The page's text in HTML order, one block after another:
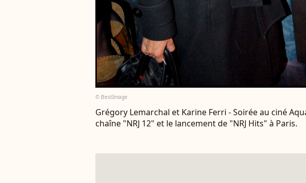
© BestImage
Grégory Lemarchal et Karine Ferri - Soirée au ciné
chaîne "NRJ 12" et le lancement de "NRJ Hits" à Paris.